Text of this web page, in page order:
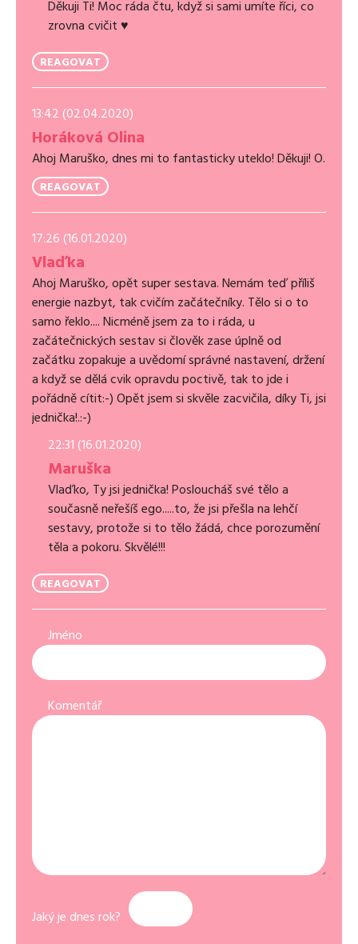
Děkuji Ti! Moc ráda čtu, když si sami umíte říci, co
zrovna cvičit ♥️
REAGOVAT
13:42 (02.04.2020)
Horáková Olina
Ahoj Maruško, dnes mi to fantasticky uteklo! Děkuji! O.
REAGOVAT
17:26 (16.01.2020)
Vlaďka
Ahoj Maruško, opět super sestava. Nemám teď příliš
energie nazbyt, tak cvičím začátečníky. Tělo si o to
samo řeklo.... Nicméně jsem za to i ráda, u
začátečnických sestav si člověk zase úplně od
začátku zopakuje a uvědomí správné nastavení, držení
a když se dělá cvik opravdu poctivě, tak to jde i
pořádně cítit:-) Opět jsem si skvěle zacvičila, díky Ti, jsi
jednička!.:-)
22:31 (16.01.2020)
Maruška
Vlaďko, Ty jsi jednička! Posloucháš své tělo a
současně neřešíš ego.....to, že jsi přešla na lehčí
sestavy, protože si to tělo žádá, chce porozumění
těla a pokoru. Skvělé!!!
REAGOVAT
Jméno
Komentář
Jaký je dnes rok?